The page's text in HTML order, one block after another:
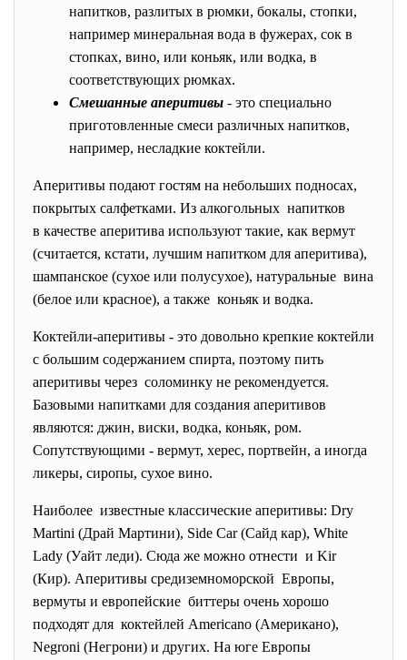
напитков, разлитых в рюмки, бокалы, стопки,
например минеральная вода в фужерах, сок в
стопках, вино, или коньяк, или водка, в
соответствующих рюмках.
Смешанные аперитивы - это специально
приготовленные смеси различных напитков,
например, несладкие коктейли.
Аперитивы подают гостям на небольших подносах,
покрытых салфетками. Из алкогольных напитков
в качестве аперитива используют такие, как вермут
(считается, кстати, лучшим напитком для аперитива),
шампанское (сухое или полусухое), натуральные вина
(белое или красное), а также коньяк и водка.
Коктейли-аперитивы - это довольно крепкие коктейли
с большим содержанием спирта, поэтому пить
аперитивы через соломинку не рекомендуется.
Базовыми напитками для создания аперитивов
являются: джин, виски, водка, коньяк, ром.
Сопутствующими - вермут, херес, портвейн, а иногда
ликеры, сиропы, сухое вино.
Наиболее известные классические аперитивы: Dry
Martini (Драй Мартини), Side Car (Сайд кар), White
Lady (Уайт леди). Сюда же можно отнести и Kir
(Кир). Аперитивы средиземноморской Европы,
вермуты и европейские биттеры очень хорошо
подходят для коктейлей Americano (Американо),
Negroni (Негрони) и других. На юге Европы